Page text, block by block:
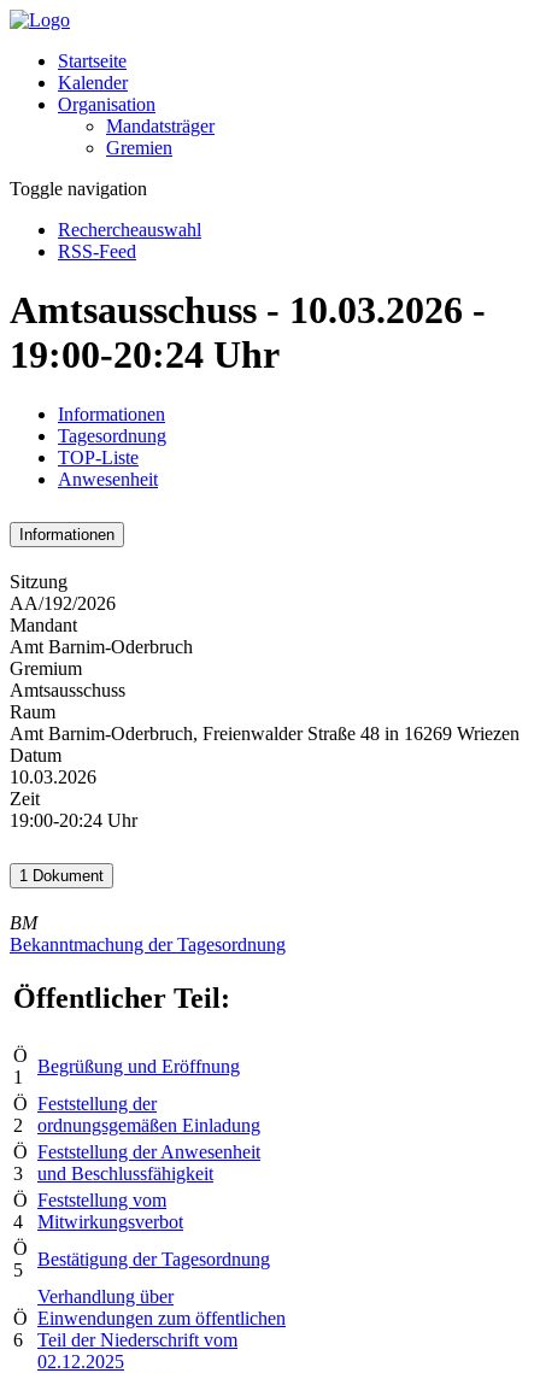
Startseite
Kalender
Organisation
Mandatsträger
Gremien
Toggle navigation
Rechercheauswahl
RSS-Feed
Amtsausschuss - 10.03.2026 -
19:00-20:24 Uhr
Informationen
Tagesordnung
TOP-Liste
Anwesenheit
Informationen
Sitzung
AA/192/2026
Mandant
Amt Barnim-Oderbruch
Gremium
Amtsausschuss
Raum
Amt Barnim-Oderbruch, Freienwalder Straße 48 in 16269 Wriezen
Datum
10.03.2026
Zeit
19:00-20:24 Uhr
1 Dokument
BM
Bekanntmachung der Tagesordnung
Öffentlicher Teil:
Ö
1
Begrüßung und Eröffnung
Ö
2
Feststellung der
ordnungsgemäßen Einladung
Ö
3
Feststellung der Anwesenheit
und Beschlussfähigkeit
Ö
4
Feststellung vom
Mitwirkungsverbot
Ö
5
Bestätigung der Tagesordnung
Ö
6
Verhandlung über
Einwendungen zum öffentlichen
Teil der Niederschrift vom
02.12.2025